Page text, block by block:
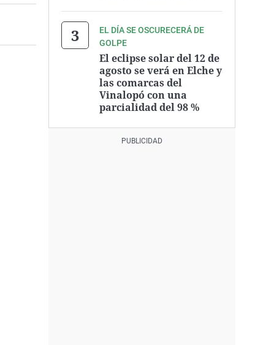
EL DÍA SE OSCURECERÁ DE
GOLPE
El eclipse solar del 12 de
agosto se verá en Elche y
las comarcas del
Vinalopó con una
parcialidad del 98 %